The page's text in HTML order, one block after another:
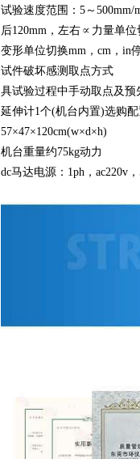
试验速度范围：5～
后120mm，左右∝力量单位
变形单位切换mm，cm，in
试件破坏感测取点方式
具试验过程中手动取点及
延伸计1个(机台内置)选购
57×47×120cm(w×d×h)
机台重量约75kg动力
dc马达电源：1ph，ac220v